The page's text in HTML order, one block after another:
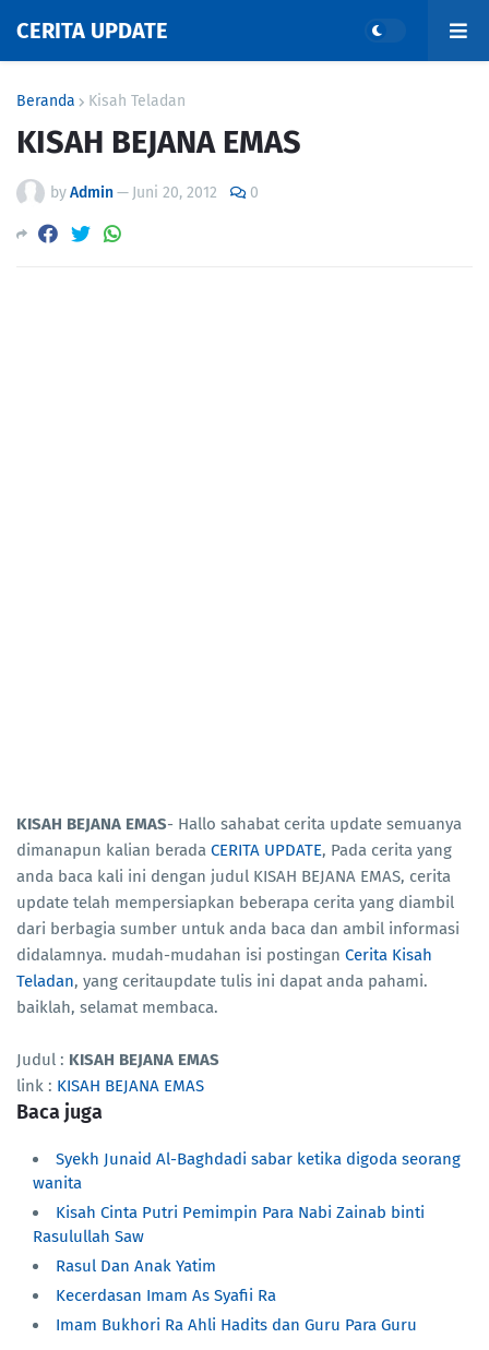
CERITA UPDATE
Beranda Kisah Teladan
KISAH BEJANA EMAS
byAdmin— Juni 20, 2012 0
KISAH BEJANA EMAS- Hallo sahabat cerita update semuanya
dimanapun kalian berada CERITA UPDATE, Pada cerita yang
anda baca kali ini dengan judul KISAH BEJANA EMAS, cerita
update telah mempersiapkan beberapa cerita yang diambil
dari berbagia sumber untuk anda baca dan ambil informasi
didalamnya. mudah-mudahan isi postingan Cerita Kisah
Teladan, yang ceritaupdate tulis ini dapat anda pahami.
baiklah, selamat membaca.
Judul : KISAH BEJANA EMAS
link : KISAH BEJANA EMAS
Baca juga
Syekh Junaid Al-Baghdadi sabar ketika digoda seorang
wanita
Kisah Cinta Putri Pemimpin Para Nabi Zainab binti
Rasulullah Saw
Rasul Dan Anak Yatim
Kecerdasan Imam As Syafii Ra
Imam Bukhori Ra Ahli Hadits dan Guru Para Guru